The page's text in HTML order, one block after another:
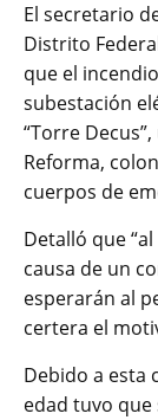
El secretario
Distrito
que el
subestación
“Torre
Reforma,
cuerpos de
Detalló que
causa de un
esperarán al
certera el
Debido a esta
edad tuvo que